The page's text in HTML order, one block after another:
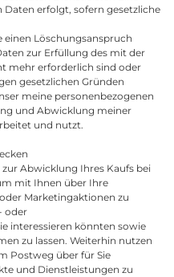
erfolgt, sofern gesetzliche
einen Löschungsanspruch
zur Erfüllung des mit der
mehr erforderlich sind oder
gesetzlichen Gründen
meine personenbezogenen
und Abwicklung meiner
und nutzt.
Abwicklung Ihres Kaufs bei
mit Ihnen über Ihre
Marketingaktionen zu
oder
interessieren könnten sowie
zu lassen. Weiterhin nutzen
Postweg über für Sie
und Dienstleistungen zu